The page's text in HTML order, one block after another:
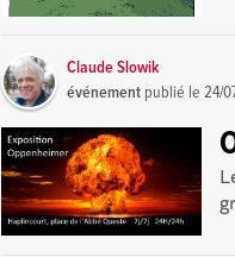
Claude Slowik
événement publié le24/